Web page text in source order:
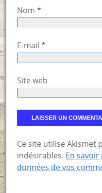
Nom *
E-mail *
Site web
Ce site utilise Akismet
indésirables. En
données de vos